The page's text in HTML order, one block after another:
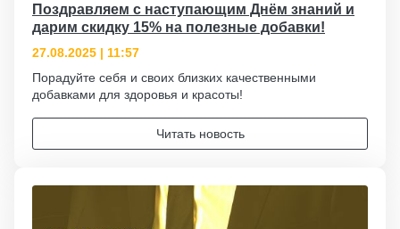
Поздравляем с наступающим Днём знаний и
дарим скидку 15% на полезные добавки!
27.08.2025 | 11:57
Порадуйте себя и своих близких качественными
добавками для здоровья и красоты!
Читать новость